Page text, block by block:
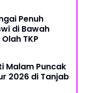
Penuh
di Bawah
TKP
Malam Puncak
2026 di Tanjab